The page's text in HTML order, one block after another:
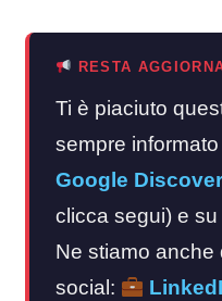
RESTA
Ti è piaciuto
sempre
Google Discover
clicca segui) e su
Ne stiamo anche
social: